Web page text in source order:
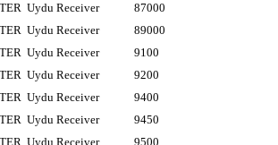
Uydu Receiver
87000
Uydu Receiver
89000
Uydu Receiver
9100
Uydu Receiver
9200
Uydu Receiver
9400
Uydu Receiver
9450
Uydu Receiver
9500